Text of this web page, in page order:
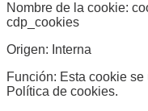
Nombre de la cookie:
cdp_cookies
Origen: Interna
Función: Esta cookie
Política de cookies.